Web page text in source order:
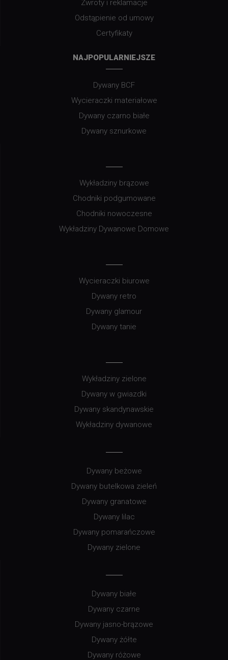
Zwroty i reklamacje
Odstąpienie od umowy
Certyfikaty
NAJPOPULARNIEJSZE
Dywany BCF
Wycieraczki materiałowe
Dywany czarno białe
Dywany sznurkowe
Wykładziny brązowe
Chodniki podgumowane
Chodniki nowoczesne
Wykładziny Dywanowe Domowe
Wycieraczki biurowe
Dywany retro
Dywany glamour
Dywany tanie
Wykładziny zielone
Dywany w gwiazdki
Dywany skandynawskie
Wykładziny dywanowe
Dywany beżowe
Dywany butelkowa zieleń
Dywany granatowe
Dywany lilac
Dywany pomarańczowe
Dywany zielone
Dywany białe
Dywany czarne
Dywany jasno-brązowe
Dywany żółte
Dywany różowe